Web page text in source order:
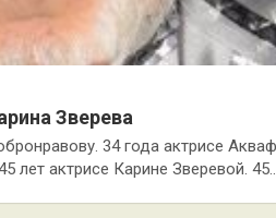
Зверева
34 года актрисе
лет актрисе Карине Зверевой.